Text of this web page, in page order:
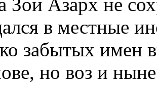
в местные
забытых имен
но воз и